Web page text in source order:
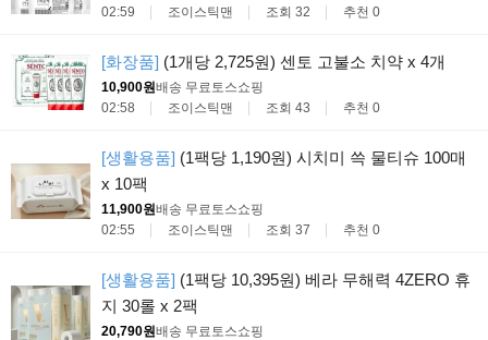
02:59
조이스틱맨 조회 32 추천 0
[화장품] (1개당 2,725원) 센토 고불소 치약 x 4개
10,900원배송 무료토스쇼핑
02:58
조이스틱맨 조회 43 추천 0
[생활용품] (1팩당 1,190원) 시치미 쓱 물티슈 100매
x 10팩
11,900원배송 무료토스쇼핑
02:55
조이스틱맨 조회 37 추천 0
[생활용품] (1팩당 10,395원) 베라 무해력 4ZERO 휴
지 30롤 x 2팩
20,790원배송 무료토스쇼핑